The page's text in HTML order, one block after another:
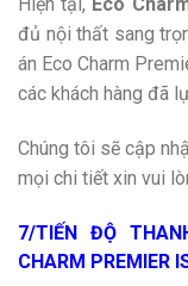
đủ nội thất sang
án Eco Charm
các khách hàng đã
Chúng tôi sẽ cập
mọi chi tiết xin vui
7/TIẾN ĐỘ
CHARM PREMIER